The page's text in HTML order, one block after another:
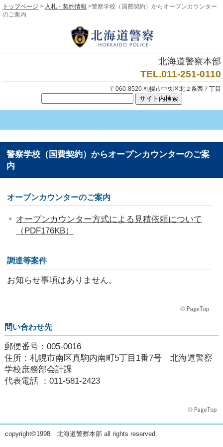
トップページ > 入札・契約情報 >警察学校（国費契約）からオープンカウンター
のご案内
北海道警察本部
TEL.011-251-0110
〒060-8520 札幌市中央区北２条西７丁目
警察学校（国費契約）からオープンカウンターのご案
内
オープンカウンターのご案内
オープンカウンター方式による見積依頼について
（PDF176KB）
調達等案件
お知らせ事項はありません。
問い合わせ先
郵便番号：005-0016
住所：札幌市南区真駒内南町5丁目1番7号 北海道警察
学校庶務部会計課
代表電話 ：011-581-2423
copyright©1998 北海道警察本部 all rights reserved.